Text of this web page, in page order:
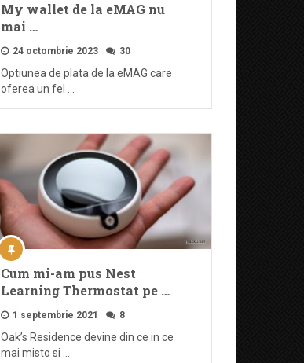
My wallet de la eMAG nu
mai …
24 octombrie 2023 30
Optiunea de plata de la eMAG care
oferea un fel …
Cum mi-am pus Nest
Learning Thermostat pe …
1 septembrie 2021 8
Oak’s Residence devine din ce in ce
mai misto si …